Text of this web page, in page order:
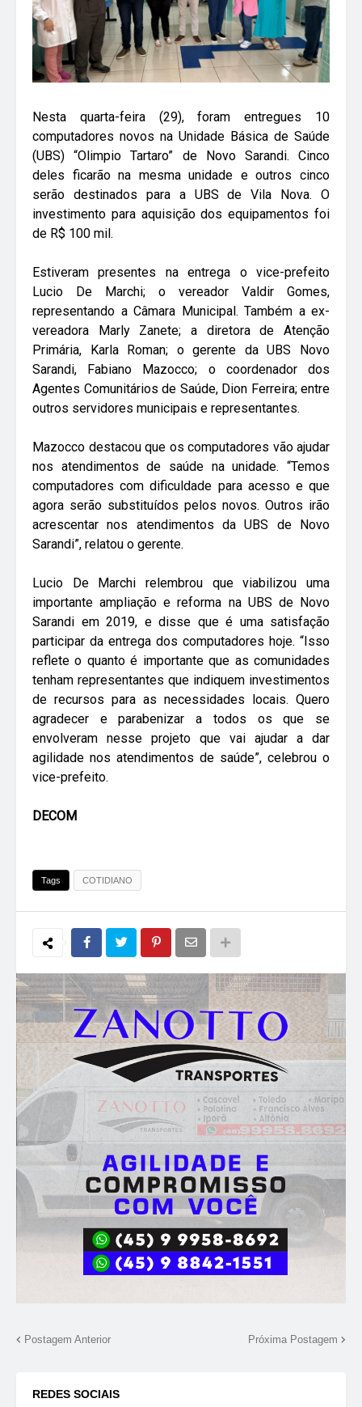
Nesta quarta-feira (29), foram entregues 10
computadores novos na Unidade Básica de Saúde
(UBS) “Olimpio Tartaro” de Novo Sarandi. Cinco
deles ficarão na mesma unidade e outros cinco
serão destinados para a UBS de Vila Nova. O
investimento para aquisição dos equipamentos foi
de R$ 100 mil.
Estiveram presentes na entrega o vice-prefeito
Lucio De Marchi; o vereador Valdir Gomes,
representando a Câmara Municipal. Também a ex-
vereadora Marly Zanete; a diretora de Atenção
Primária, Karla Roman; o gerente da UBS Novo
Sarandi, Fabiano Mazocco; o coordenador dos
Agentes Comunitários de Saúde, Dion Ferreira; entre
outros servidores municipais e representantes.
Mazocco destacou que os computadores vão ajudar
nos atendimentos de saúde na unidade. “Temos
computadores com dificuldade para acesso e que
agora serão substituídos pelos novos. Outros irão
acrescentar nos atendimentos da UBS de Novo
Sarandi”, relatou o gerente.
Lucio De Marchi relembrou que viabilizou uma
importante ampliação e reforma na UBS de Novo
Sarandi em 2019, e disse que é uma satisfação
participar da entrega dos computadores hoje. “Isso
reflete o quanto é importante que as comunidades
tenham representantes que indiquem investimentos
de recursos para as necessidades locais. Quero
agradecer e parabenizar a todos os que se
envolveram nesse projeto que vai ajudar a dar
agilidade nos atendimentos de saúde”, celebrou o
vice-prefeito.
DECOM
Tags COTIDIANO
Postagem Anterior Próxima Postagem
REDES SOCIAIS